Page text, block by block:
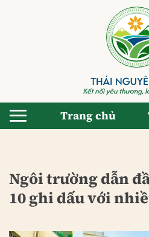
Trang chủ
Ngôi trường dẫn
10 ghi dấu với